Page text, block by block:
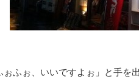
ふぉ、いいですよぉ」と手を出